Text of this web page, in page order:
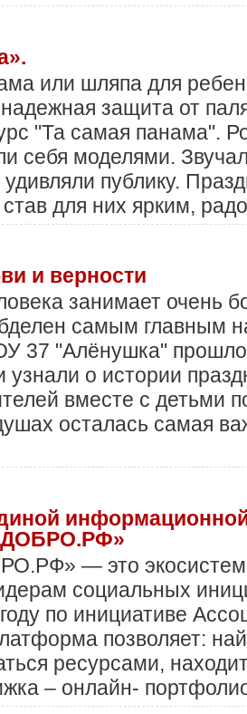
или шляпа для
защита от
"Та самая панама".
себя моделями.
публику.
для них ярким,
и верности
занимает очень
самым главным
37 "Алёнушка"
узнали о истории
вместе с детьми
осталась самая
— это
социальных
по инициативе
позволяет:
ресурсами,
– онлайн-